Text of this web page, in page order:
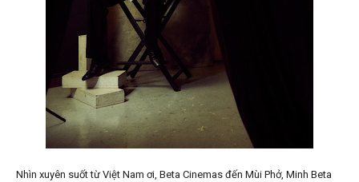
Nhìn xuyên suốt từ Việt Nam ơi, Beta Cinemas đến Mùi Phở, Minh Beta